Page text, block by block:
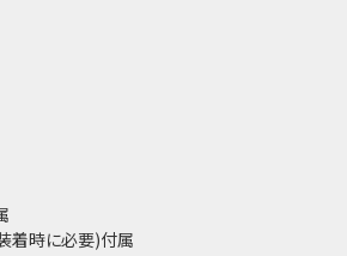
着時に必要)付属